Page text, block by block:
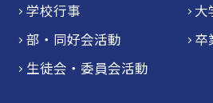
学校行事
部・同好会活動
生徒会・委員会活動
大
卒